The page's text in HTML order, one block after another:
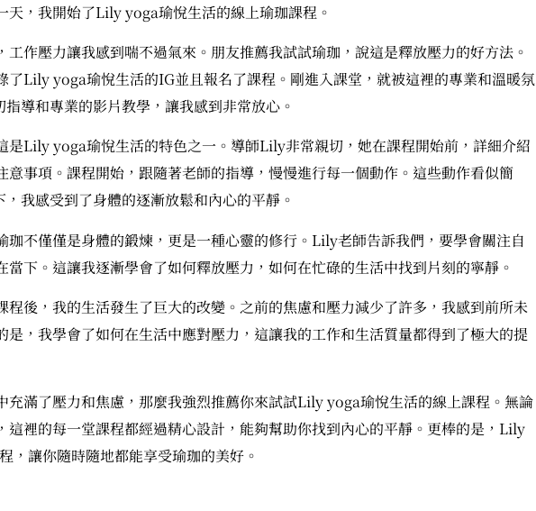
天，我開始了Lily yoga瑜悅生活的線上瑜珈課程。
工作壓力讓我感到喘不過氣來。朋友推薦我試試瑜珈，說這是釋放壓力的好方法。
了Lily yoga瑜悅生活的IG並且報名了課程。剛進入課堂，就被這裡的專業和溫暖氛
導和專業的影片教學，讓我感到非常放心。
是Lily yoga瑜悅生活的特色之一。導師Lily非常親切，她在課程開始前，詳細介紹
意事項。課程開始，跟隨著老師的指導，慢慢進行每一個動作。這些動作看似簡
我感受到了身體的逐漸放鬆和內心的平靜。
珈不僅僅是身體的鍛煉，更是一種心靈的修行。Lily老師告訴我們，要學會關注自
當下。這讓我逐漸學會了如何釋放壓力，如何在忙碌的生活中找到片刻的寧靜。
程後，我的生活發生了巨大的改變。之前的焦慮和壓力減少了許多，我感到前所未
是，我學會了如何在生活中應對壓力，這讓我的工作和生活質量都得到了極大的提
充滿了壓力和焦慮，那麼我強烈推薦你來試試Lily yoga瑜悅生活的線上課程。無論
這裡的每一堂課程都經過精心設計，能夠幫助你找到內心的平靜。更棒的是，Lily
，讓你隨時隨地都能享受瑜珈的美好。